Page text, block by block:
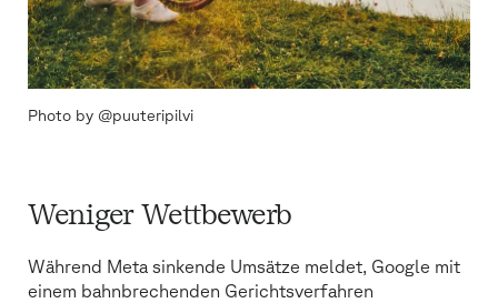
Photo by @puuteripilvi
Weniger Wettbewerb
Während Meta sinkende Umsätze meldet, Google mit
einem bahnbrechenden Gerichtsverfahren